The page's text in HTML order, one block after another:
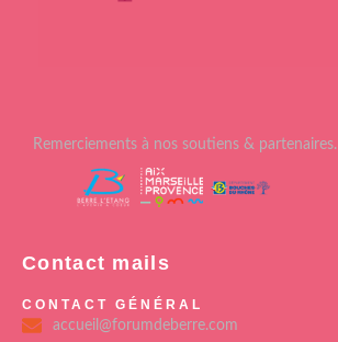
Remerciements à nos soutiens & partenaires.
Contact mails
CONTACT GÉNÉRAL
accueil@forumdeberre.com